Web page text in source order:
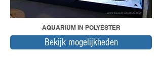
AQUARIUM IN POLYESTER
Bekijk mogelijkheden